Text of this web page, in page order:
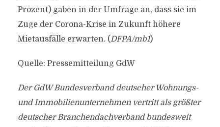
Prozent) gaben in der Umfrage an, dass sie im
Zuge der Corona-Krise in Zukunft höhere
Mietausfälle erwarten. (DFPA/mb1)
Quelle: Pressemitteilung GdW
Der GdW Bundesverband deutscher Wohnungs-
und Immobilienunternehmen vertritt als größter
deutscher Branchendachverband bundesweit